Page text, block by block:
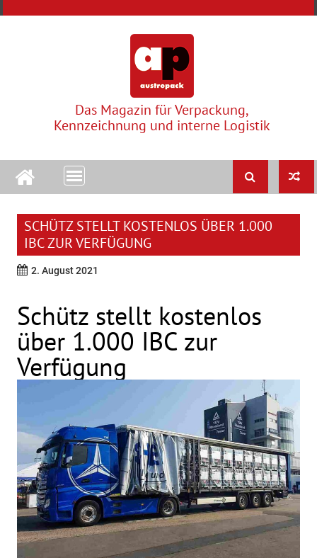
Das Magazin für Verpackung,
Kennzeichnung und interne Logistik
SCHÜTZ STELLT KOSTENLOS ÜBER 1.000
IBC ZUR VERFÜGUNG
2. August 2021
Schütz stellt kostenlos
über 1.000 IBC zur
Verfügung